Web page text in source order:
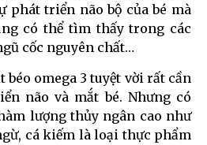
phát triển não bộ của bé mà
có thể tìm thấy trong các
cốc nguyên chất…
béo omega 3 tuyệt vời rất cần
não và mắt bé. Nhưng có
lượng thủy ngân cao như
cá kiếm là loại thực phẩm